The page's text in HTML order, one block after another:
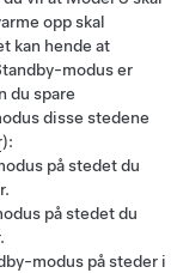
opp skal
kan hende at
modus er
du spare
disse stedene
):
på stedet du
på stedet du
modus på steder i